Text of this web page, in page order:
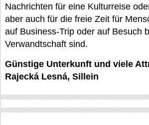
Nachrichten für eine Kulturreise
aber auch für die freie Zeit für
auf Business-Trip oder auf Besuch
Verwandtschaft sind.
Günstige Unterkunft und viele
Rajecká Lesná, Sillein